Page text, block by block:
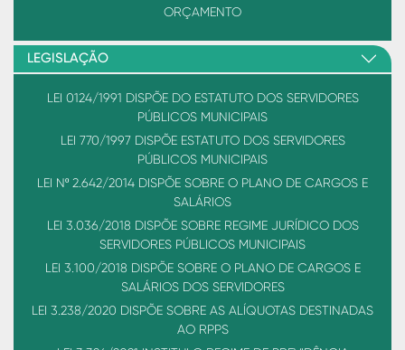
ORÇAMENTO
LEGISLAÇÃO
LEI 0124/1991 DISPÕE DO ESTATUTO DOS SERVIDORES
PÚBLICOS MUNICIPAIS
LEI 770/1997 DISPÕE ESTATUTO DOS SERVIDORES
PÚBLICOS MUNICIPAIS
LEI Nº 2.642/2014 DISPÕE SOBRE O PLANO DE CARGOS E
SALÁRIOS
LEI 3.036/2018 DISPÕE SOBRE REGIME JURÍDICO DOS
SERVIDORES PÚBLICOS MUNICIPAIS
LEI 3.100/2018 DISPÕE SOBRE O PLANO DE CARGOS E
SALÁRIOS DOS SERVIDORES
LEI 3.238/2020 DISPÕE SOBRE AS ALÍQUOTAS DESTINADAS
AO RPPS